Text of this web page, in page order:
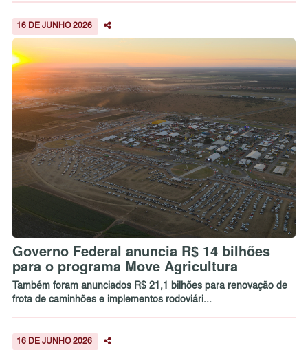
16 DE JUNHO 2026
Governo Federal anuncia R$ 14 bilhões
para o programa Move Agricultura
Também foram anunciados R$ 21,1 bilhões para renovação de
frota de caminhões e implementos rodoviári...
16 DE JUNHO 2026